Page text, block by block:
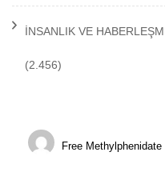
İNSANLIK VE
(2.456)
Free Methylphenidate